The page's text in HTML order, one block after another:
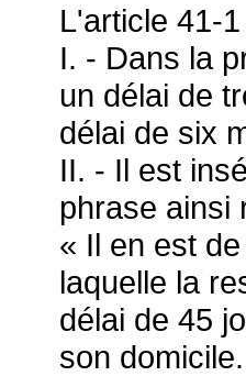
L'article 41-
I. - Dans la
un délai de
délai de six
II. - Il est
phrase ainsi
« Il en est
laquelle la
délai de 45
son